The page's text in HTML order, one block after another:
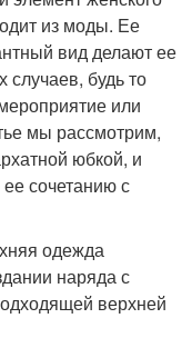
из моды. Ее
вид делают ее
будь то
или
мы рассмотрим,
юбкой, и
сочетанию с
одежда
наряда с
верхней